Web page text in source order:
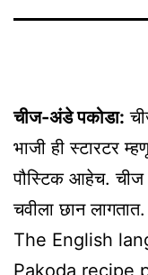
चीज-अंडे पकोडा:
भाजी ही स्टारटर
पौस्टिक आहेच.
चवीला छान लागतात.
The English
Pakoda recipe